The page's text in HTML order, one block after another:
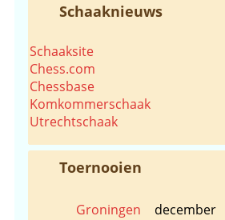
Schaaknieuws
Schaaksite
Chess.com
Chessbase
Komkommerschaak
Utrechtschaak
Toernooien
Groningen
december